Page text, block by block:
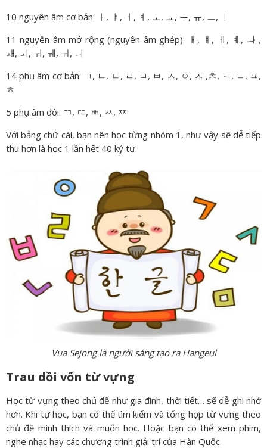
10 nguyên âm cơ bản: ㅏ, ㅑ, ㅓ, ㅕ, ㅗ, ㅛ, ㅜ, ㅠ, ㅡ, ㅣ
11 nguyên âm mở rộng (nguyên âm ghép): ㅐ, ㅒ, ㅔ, ㅖ, ㅘ ,
ㅙ, ㅚ, ㅝ, ㅞ, ㅟ, ㅢ
14 phụ âm cơ bản: ㄱ, ㄴ, ㄷ, ㄹ, ㅁ, ㅂ, ㅅ, ㅇ, ㅈ ,ㅊ, ㅋ, ㅌ, ㅍ,
ㅎ
5 phụ âm đôi: ㄲ, ㄸ, ㅃ, ㅆ, ㅉ
Với bảng chữ cái, bạn nên học từng nhóm 1, như vậy sẽ dễ tiếp
thu hơn là học 1 lần hết 40 ký tự.
Vua Sejong là người sáng tạo ra Hangeul
Trau dồi vốn từ vựng
Học từ vựng theo chủ đề như gia đình, thời tiết… sẽ dễ ghi nhớ
hơn. Khi tự học, bạn có thể tìm kiếm và tổng hợp từ vựng theo
chủ đề mình thích và muốn học. Hoặc bạn có thể xem phim,
nghe nhạc hay các chương trình giải trí của Hàn Quốc.